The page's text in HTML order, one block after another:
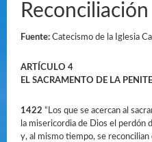
Reconciliación
Fuente: Catecismo de la Iglesia
ARTÍCULO 4
EL SACRAMENTO DE LA
1422 “Los que se acercan al
la misericordia de Dios el perdón
y, al mismo tiempo, se